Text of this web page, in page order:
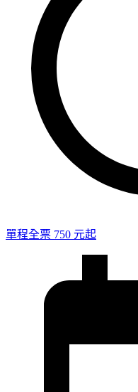
單程全票 750 元起